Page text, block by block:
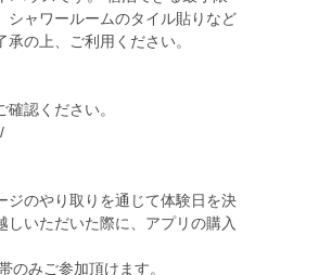
シャワールームのタイル貼りなど
の上、ご利用ください。
認ください。
ジのやり取りを通じて体験日を決
いただいた際に、アプリの購入
のみご参加頂けます。